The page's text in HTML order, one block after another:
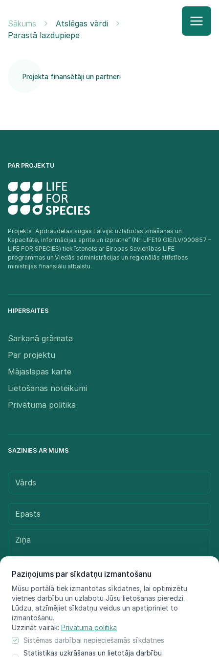
Paziņojums par sīkdatņu izmantošanu
Mūsu portālā tiek izmantotas sīkdatnes, lai optimizētu
vietnes darbību un uzlabotu Jūsu lietošanas pieredzi.
Lūdzu, atzīmējiet sīkdatņu veidus un apstipriniet to
izmantošanu.
Uzzināt vairāk: Privātuma politika
Sistēmas darbībai nepieciešamās sīkdatnes
Statistikas uzkrāšanas un lietotāja darbību
Sākums
Atslēgas vārdi
Parastā lazdupiepe
Projekta finansētāji un partneri
PAR PROJEKTU
Projekts "Apdraudētas sugas Latvijā: uzlabotas zināšanas un
kapacitāte, informācijas aprite un izpratne” (Nr. LIFE19 GIE/LV/000857 –
LIFE FOR SPECIES) tiek īstenots ar Eiropas Savienības LIFE
programmas un Viedās administrācijas un reģionālās attīstības
ministrijas finansiālu atbalstu.​
HIPERSAITES
Sarkanā grāmata
Par projektu
Mājaslapas karte
Lietošanas noteikumi
Privātuma politika
SAZINIES AR MUMS
Sūtīt ziņu
© LIFE FOR SPECIES, 2021 - 2025
Informācija atspoguļo tikai projekta LIFE FOR SPECIES īstenotāju